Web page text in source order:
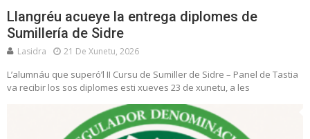
Llangréu acueye la entrega diplomes de
Sumillería de Sidre
Lasidra 21 De Xunetu, 2026
L’alumnáu que superó’l II Cursu de Sumiller de Sidre – Panel de Tastia
va recibir los sos diplomes esti xueves 23 de xunetu, a les